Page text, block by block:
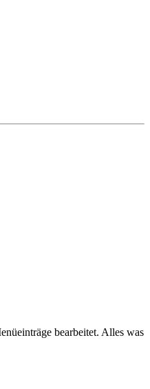
bearbeitet. Alles was